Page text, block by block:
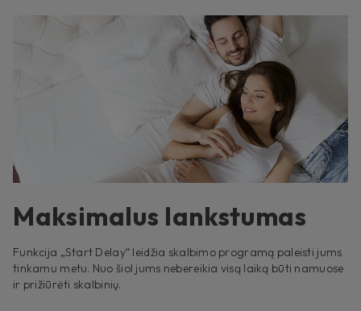
Maksimalus lankstumas
Funkcija „Start Delay“ leidžia skalbimo programą paleisti jums
tinkamu metu. Nuo šiol jums nebereikia visą laiką būti namuose
ir prižiūrėti skalbinių.